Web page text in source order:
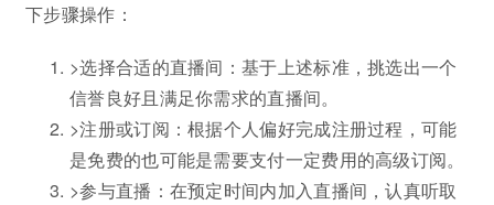
下步骤操作：
>选择合适的直播间：基于上述标准，挑选出一个
信誉良好且满足你需求的直播间。
>注册或订阅：根据个人偏好完成注册过程，可能
是免费的也可能是需要支付一定费用的高级订阅。
>参与直播：在预定时间内加入直播间，认真听取